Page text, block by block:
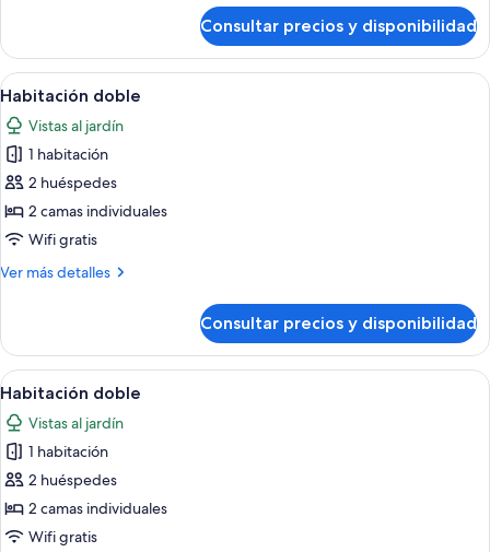
individual
Consultar precios y disponibilidad
Abrir
todas
las
fotos
de
Habitación
doble
Un dormitorio con dos camas
13
Habitación doble
Vistas al jardín
1 habitación
2 huéspedes
2 camas individuales
Wifi gratis
Ver más detalles
Más
doble
Consultar precios y disponibilidad
Abrir
todas
las
fotos
de
Habitación
doble
Un dormitorio con dos camas
14
Habitación doble
Vistas al jardín
1 habitación
2 huéspedes
2 camas individuales
Wifi gratis